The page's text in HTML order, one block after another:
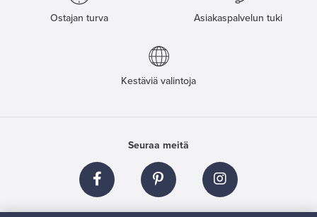
Ostajan turva Asiakaspalvelun tuki
Kestäviä valintoja
Seuraa meitä